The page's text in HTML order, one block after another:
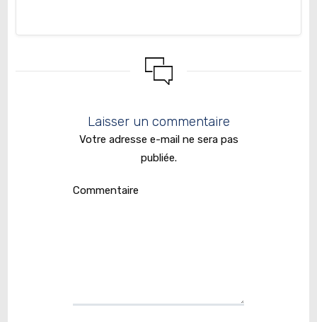
Laisser un commentaire
Votre adresse e-mail ne sera pas
publiée.
Commentaire